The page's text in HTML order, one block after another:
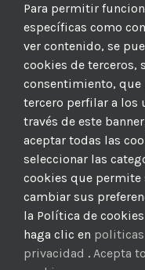
© 2012–2025 |CICIC|
MBAGIO.COM
|
Facebook
Para permitir
específicas como
ver contenido, se
cookies de terceros,
consentimiento, que
tercero perfilar a los
través de este
aceptar todas las
seleccionar las
cookies que permite
cambiar sus
la Política de
haga clic en
privacidad . Acepta